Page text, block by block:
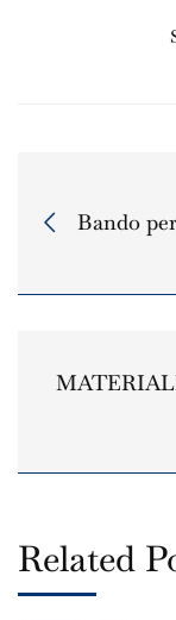
Bando
Related